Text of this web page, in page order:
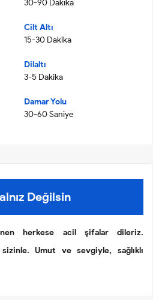
30-90 Dakıka
Cilt Altı
15-30 Dakika
Dilaltı
3-5 Dakika
Damar Yolu
30-60 Saniye
Değilsin
herkese acil şifalar dileriz.
sizinle. Umut ve sevgiyle, sağlıklı